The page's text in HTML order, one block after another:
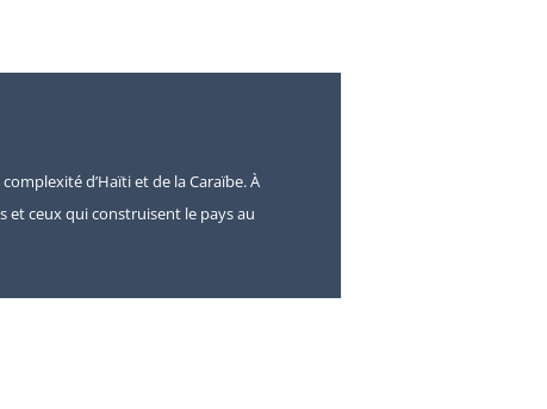
d’Haïti et de la Caraïbe. À
et ceux qui construisent le pays au